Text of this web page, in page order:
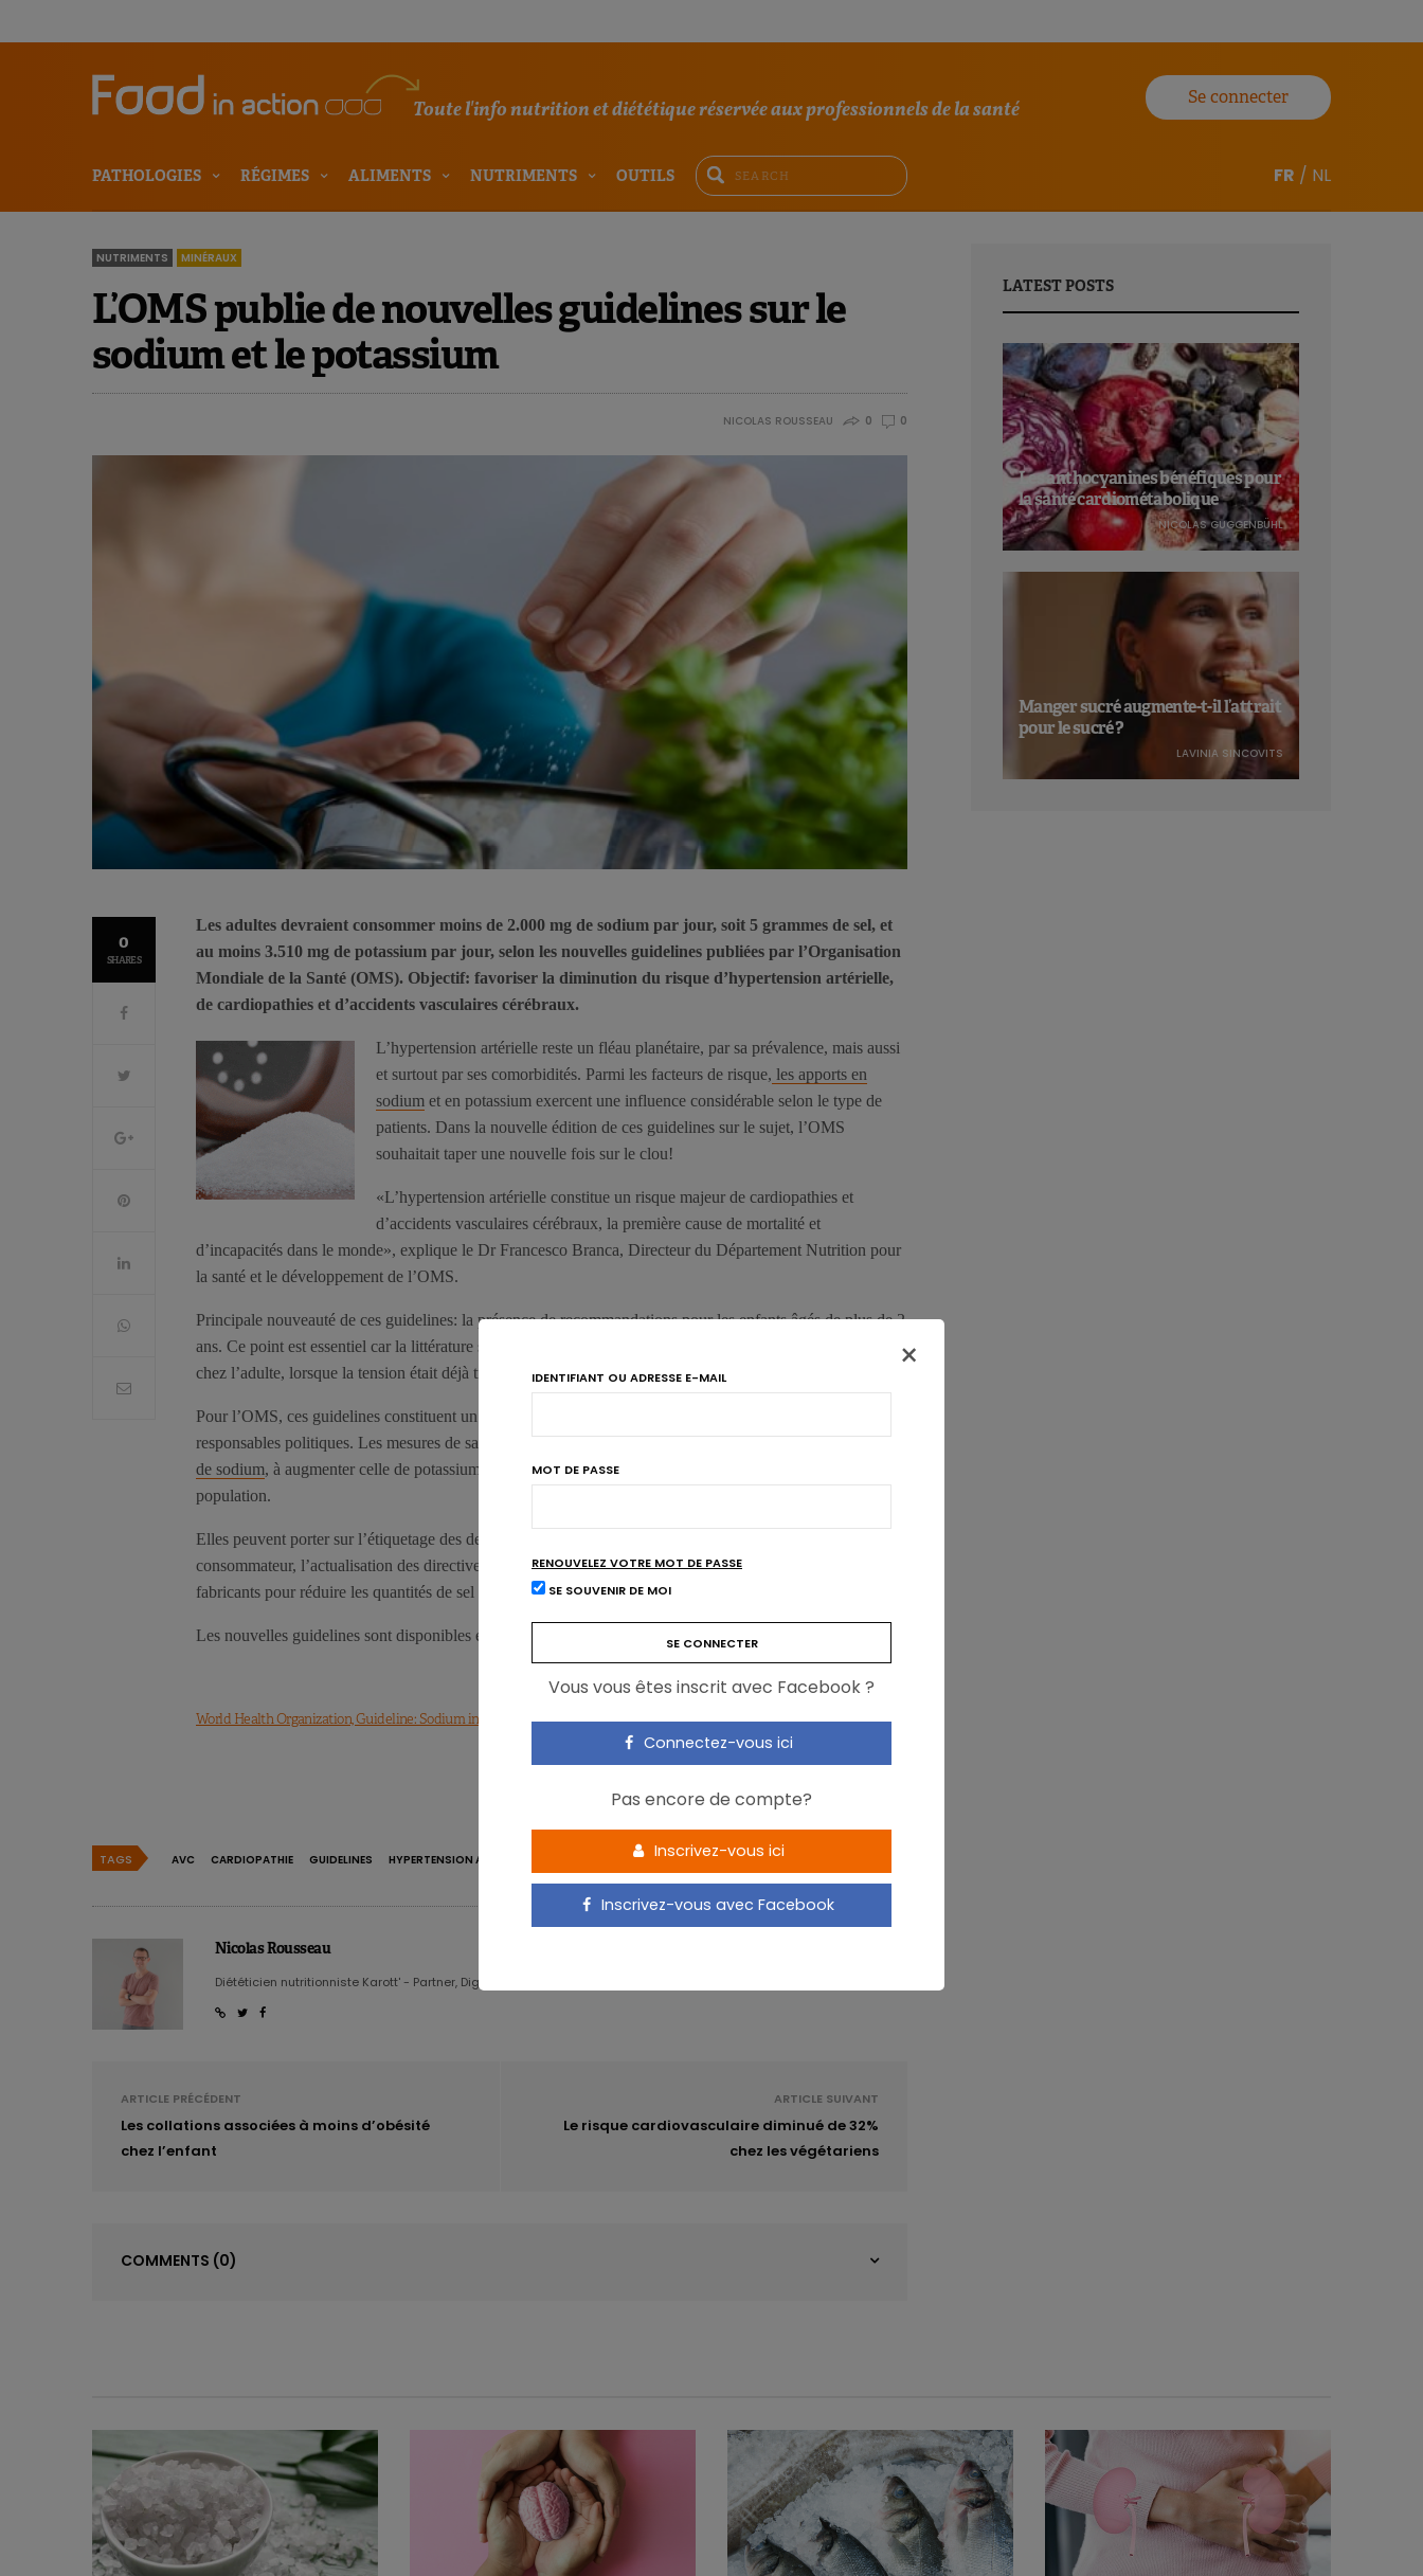
Toute l'info nutrition et diététique réservée aux professionnels de la santé
Se connecter
PATHOLOGIES RÉGIMES ALIMENTS NUTRIMENTS OUTILS FR / NL
NUTRIMENTS MINÉRAUX
L’OMS publie de nouvelles guidelines sur le
sodium et le potassium
NICOLAS ROUSSEAU 0 0
0
SHARES
Les adultes devraient consommer moins de 2.000 mg de sodium par jour, soit 5 grammes de sel, et
au moins 3.510 mg de potassium par jour, selon les nouvelles guidelines publiées par l’Organisation
Mondiale de la Santé (OMS). Objectif: favoriser la diminution du risque d’hypertension artérielle,
de cardiopathies et d’accidents vasculaires cérébraux.
L’hypertension artérielle reste un fléau planétaire, par sa prévalence, mais aussi
et surtout par ses comorbidités. Parmi les facteurs de risque, les apports en
sodium et en potassium exercent une influence considérable selon le type de
patients. Dans la nouvelle édition de ces guidelines sur le sujet, l’OMS
souhaitait taper une nouvelle fois sur le clou!
«L’hypertension artérielle constitue un risque majeur de cardiopathies et
d’accidents vasculaires cérébraux, la première cause de mortalité et
d’incapacités dans le monde», explique le Dr Francesco Branca, Directeur du Département Nutrition pour
la santé et le développement de l’OMS.
Principale nouveauté de ces guidelines: la présence de recommandations pour les enfants âgés de plus de 2
ans. Ce point est essentiel car la littérature suggère que l’on retrouve souvent une hypertension artérielle
chez l’adulte, lorsque la tension était déjà trop haute dans l’enfance.
Pour l’OMS, ces guidelines constituent un outil important pour les experts de la santé publique et les
responsables politiques. Les mesures de santé publique proposées visent ici àdiminuer la consommation
de sodium, à augmenter celle de potassium et ainsi abaisser le risque d’hypertension artérielle dans la
population.
Elles peuvent porter sur l’étiquetage des denrées alimentaires et des produits, l’éducation du
consommateur, l’actualisation des directives nationales en matière diététique et la négociation avec les
fabricants pour réduire les quantités de sel dans les aliments transformés.
Les nouvelles guidelines sont disponibles en anglais:
World Health Organization, Guideline: Sodium intake for adults and children, 2012, 46 pp.
TAGS AVC CARDIOPATHIE GUIDELINES HYPERTENSION ARTÉRIELLE POTASSIUM SEL SODIUM WHO
Nicolas Rousseau
Diététicien nutritionniste Karott' - Partner, Digital Expert & Nutrition Strategist
ARTICLE PRÉCÉDENT
Les collations associées à moins d’obésité
chez l’enfant
ARTICLE SUIVANT
Le risque cardiovasculaire diminué de 32%
chez les végétariens
COMMENTS (0)
LATEST POSTS
Les anthocyanines bénéfiques pour
la santé cardiométabolique
NICOLAS GUGGENBÜHL
Manger sucré augmente-t-il l’attrait
pour le sucré ?
LAVINIA SINCOVITS
×
IDENTIFIANT OU ADRESSE E-MAIL
MOT DE PASSE
RENOUVELEZ VOTRE MOT DE PASSE
SE SOUVENIR DE MOI
Vous vous êtes inscrit avec Facebook ?
Connectez-vous ici
Pas encore de compte?
Inscrivez-vous ici
Inscrivez-vous avec Facebook